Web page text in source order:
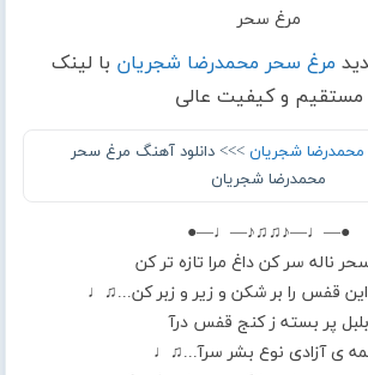
مرغ سحر
مرغ سحر محمدرضا شجریان با لینک
مستقیم و کیفیت عالی
محمدرضا شجریان >>> دانلود آهنگ مرغ سحر
محمدرضا شجریان
●—♩—♪♫♫♪—♩—●
ناله سر کن داغ مرا تازه تر کن
این قفس را بر شکن و زیر و زبر کن...♫♩
بلبل پر بسته ز کنج قفس درآ
ی آزادی نوع بشر سرآ...♫♩